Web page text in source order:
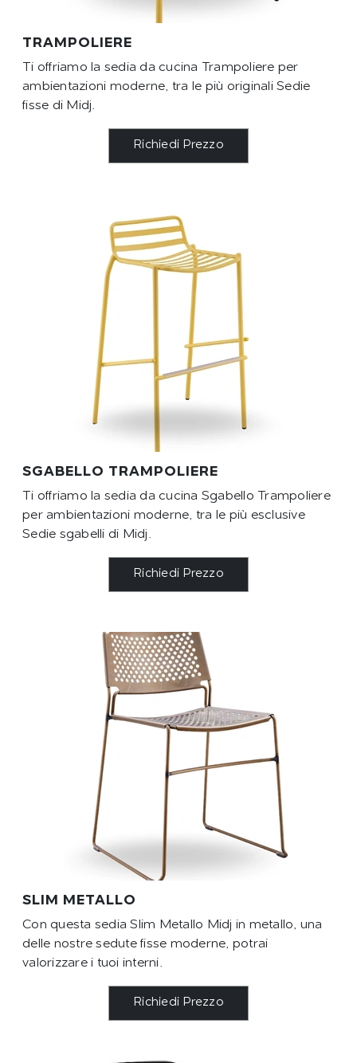
TRAMPOLIERE
Ti offriamo la sedia da cucina Trampoliere per
ambientazioni moderne, tra le più originali Sedie
fisse di Midj.
Richiedi Prezzo
SGABELLO TRAMPOLIERE
Ti offriamo la sedia da cucina Sgabello Trampoliere
per ambientazioni moderne, tra le più esclusive
Sedie sgabelli di Midj.
Richiedi Prezzo
SLIM METALLO
Con questa sedia Slim Metallo Midj in metallo, una
delle nostre sedute fisse moderne, potrai
valorizzare i tuoi interni.
Richiedi Prezzo